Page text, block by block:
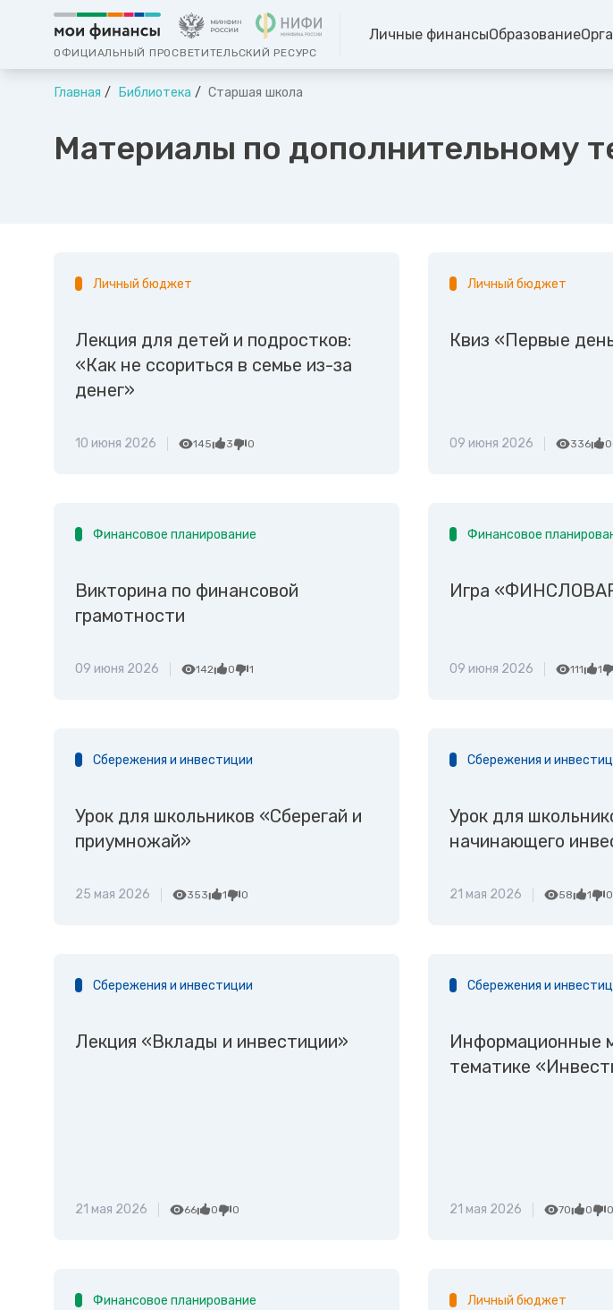
ОФИЦИАЛЬНЫЙ ПРОСВЕТИТЕЛЬСКИЙ РЕСУРС
Личные финансыОбразование
Главная Библиотека Старшая школа
Материалы по дополнительному
Личный бюджет
Лекция для детей и подростков:
«Как не ссориться в семье из-за
денег»
10 июня 2026 145 3 0
Личный бюджет
Квиз «Первые
09 июня 2026 336 0
Финансовое планирование
Викторина по финансовой
грамотности
09 июня 2026 142 0 1
Финансовое
Игра
09 июня 2026 111 1
Сбережения и инвестиции
Урок для школьников «Сберегай и
приумножай»
25 мая 2026 353 1 0
Сбережения и
Урок для
начинающего
21 мая 2026 58 1 0
Сбережения и инвестиции
Лекция «Вклады и инвестиции»
21 мая 2026 66 0 0
Сбережения и
Информационные
тематике
21 мая 2026 70 0 0
Финансовое планирование Личный бюджет